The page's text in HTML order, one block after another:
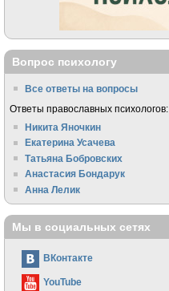
Вопрос психологу
Все ответы на вопросы
Ответы православных психологов:
Никита Яночкин
Екатерина Усачева
Татьяна Бобровских
Анастасия Бондарук
Анна Лелик
Мы в социальных сетях
ВКонтакте
YouTube